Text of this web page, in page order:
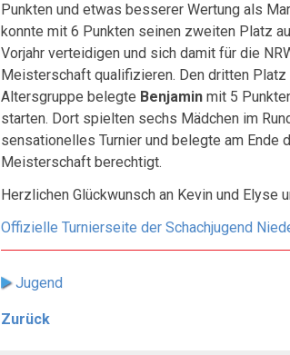
Punkten und etwas besserer Wertung als
konnte mit 6 Punkten seinen zweiten Platz
Vorjahr verteidigen und sich damit für die
Meisterschaft qualifizieren. Den dritten Platz
Altersgruppe belegte Benjamin mit 5
starten. Dort spielten sechs Mädchen im
sensationelles Turnier und belegte am Ende
Meisterschaft berechtigt.
Herzlichen Glückwunsch an Kevin und
Offizielle Turnierseite der Schachjugend
Jugend
Zurück